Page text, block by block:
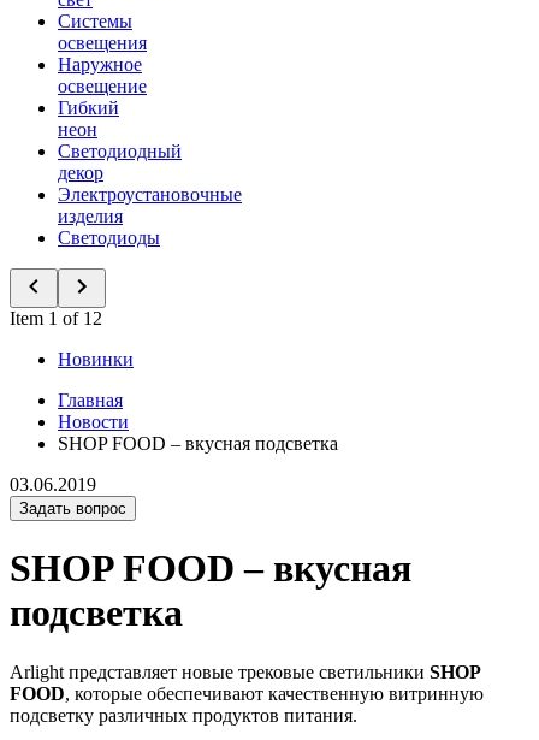
Системы
освещения
Наружное
освещение
Гибкий
неон
Светодиодный
декор
Электроустановочные
изделия
Светодиоды
Item 1 of 12
Новинки
Главная
Новости
SHOP FOOD – вкусная подсветка
03.06.2019
Задать вопрос
SHOP FOOD – вкусная
подсветка
Arlight представляет новые трековые светильники SHOP
FOOD, которые обеспечивают качественную витринную
подсветку различных продуктов питания.